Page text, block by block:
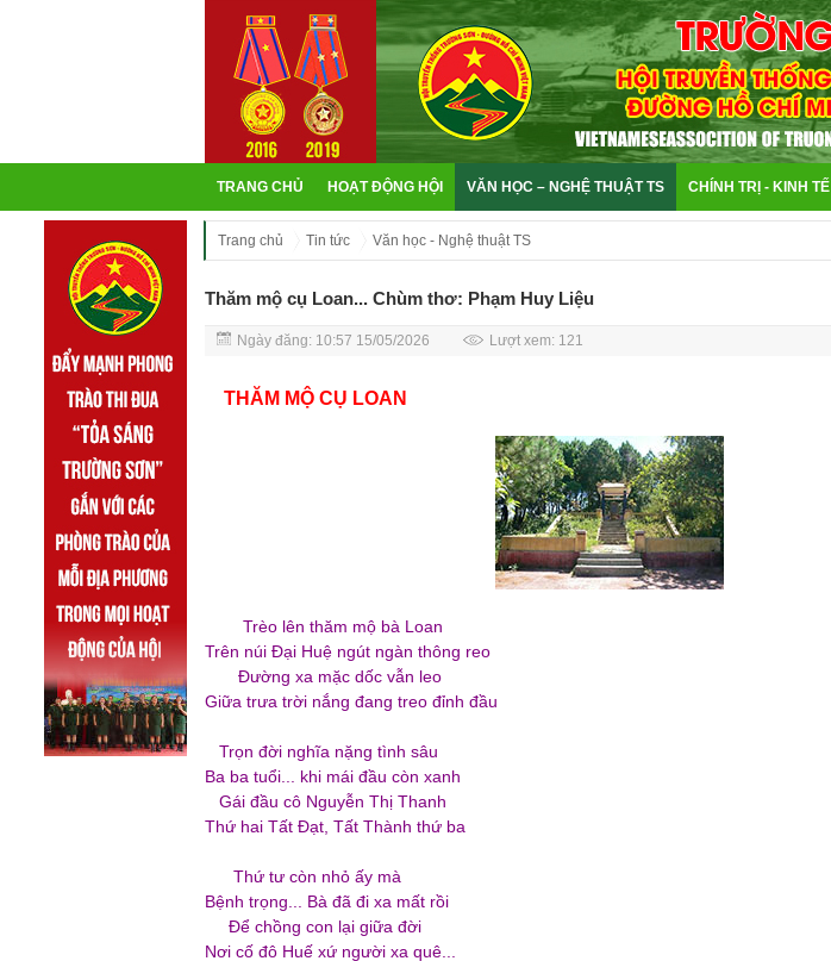
TRANG CHỦ HOẠT ĐỘNG HỘI VĂN HỌC – NGHỆ THUẬT TS CHÍNH TRỊ - KINH TẾ
Trang chủ Tin tức Văn học - Nghệ thuật TS
Thăm mộ cụ Loan... Chùm thơ: Phạm Huy Liệu
Ngày đăng: 10:57 15/05/2026 Lượt xem: 121
THĂM MỘ CỤ LOAN
Trèo lên thăm mộ bà Loan
Trên núi Đại Huệ ngút ngàn thông reo
Đường xa mặc dốc vẫn leo
Giữa trưa trời nắng đang treo đỉnh đầu
Trọn đời nghĩa nặng tình sâu
Ba ba tuổi... khi mái đầu còn xanh
Gái đầu cô Nguyễn Thị Thanh
Thứ hai Tất Đạt, Tất Thành thứ ba
Thứ tư còn nhỏ ấy mà
Bệnh trọng... Bà đã đi xa mất rồi
Để chồng con lại giữa đời
Nơi cố đô Huế xứ người xa quê...